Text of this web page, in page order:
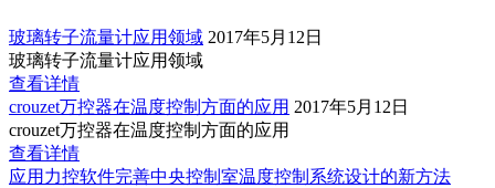
玻璃转子流量计应用领域 2017年5月12日
玻璃转子流量计应用领域
查看详情
crouzet万控器在温度控制方面的应用 2017年5月12日
crouzet万控器在温度控制方面的应用
查看详情
应用力控软件完善中央控制室温度控制系统设计的新方法